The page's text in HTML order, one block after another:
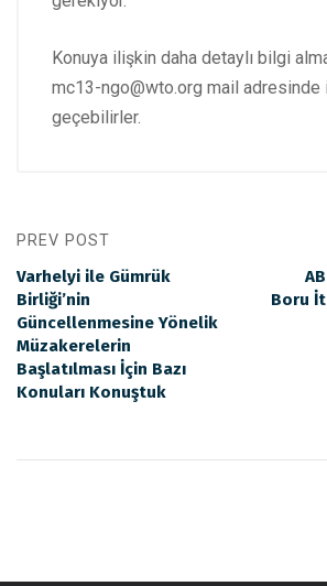
Konuya ilişkin daha detaylı bilgi
mc13-ngo@wto.org mail adresinde
geçebilirler.
PREV POST
Varhelyi ile Gümrük
Birliği’nin
Güncellenmesine Yönelik
Müzakerelerin
Başlatılması İçin Bazı
Konuları Konuştuk
Boru